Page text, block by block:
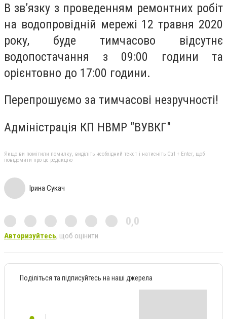
В зв’язку з проведенням ремонтних робіт
на водопровідній мережі 12 травня 2020
року, буде тимчасово відсутнє
водопостачання з 09:00 години та
орієнтовно до 17:00 години.
Перепрошуємо за тимчасові незручності!
Адміністрація КП НВМР "ВУВКГ"
Якщо ви помітили помилку, виділіть необхідний текст і натисніть Ctrl + Enter, щоб
повідомити про це редакцію
Ірина Сукач
0,0
Авторизуйтесь, щоб оцінити
Поділіться та підписуйтесь на наші джерела